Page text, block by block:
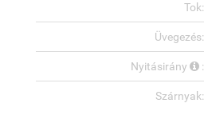
Tok:
Üvegezés:
Nyitásirány :
Szárnyak: